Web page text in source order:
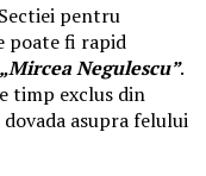
pentru
poate fi rapid
„Mircea Negulescu”.
timp exclus din
asupra felului